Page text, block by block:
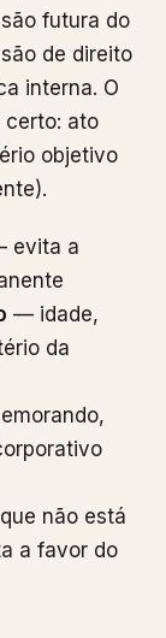
futura do
de direito
interna. O
certo: ato
objetivo
evita a
— idade,
da
não está
a favor do